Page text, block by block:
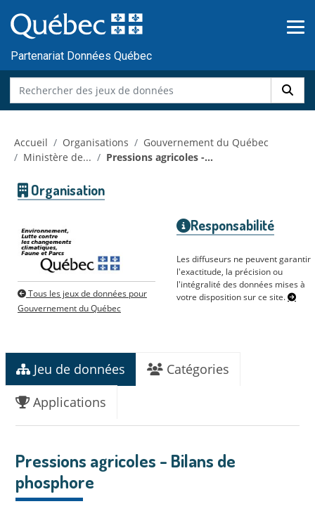
au
contenu
Partenariat Données Québec
Accueil Organisations
Gouvernement du Québec
Ministère de...
Pressions agricoles -...
Organisation
Tous les jeux de données pour
Gouvernement du Québec
Responsabilité
Les diffuseurs ne peuvent garantir
l'exactitude, la précision ou
l'intégralité des données mises à
votre disposition sur ce site.
Jeu de données
Catégories
Applications
Pressions agricoles - Bilans de
phosphore